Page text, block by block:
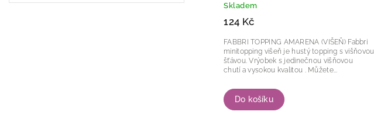
Skladem
124 Kč
Do košíku
FABBRI TOPPING AMARENA (VIŠEŇ) Fabbri
minitopping višeň je hustý topping s višňovou
šťávou. Vrýobek s jedinečnou višňovou
chutí a vysokou kvalitou . Můžete...